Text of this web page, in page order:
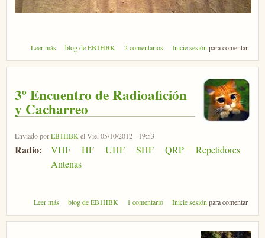
Leer más sobre Operacion 10G EE1URO-cacharreo.es
blog de EB1HBK 2 comentarios Inicie sesiónpara comentar
3º Encuentro de Radioafición
y Cacharreo
Enviado porEB1HBK el Vie, 05/10/2012 - 19:53
Radio: VHF HF UHF SHF QRP
Repetidores
Antenas
Leer más sobre 3º Encuentro de Radioafición y Cacharreo
blog de EB1HBK 1 comentario Inicie sesión para comentar